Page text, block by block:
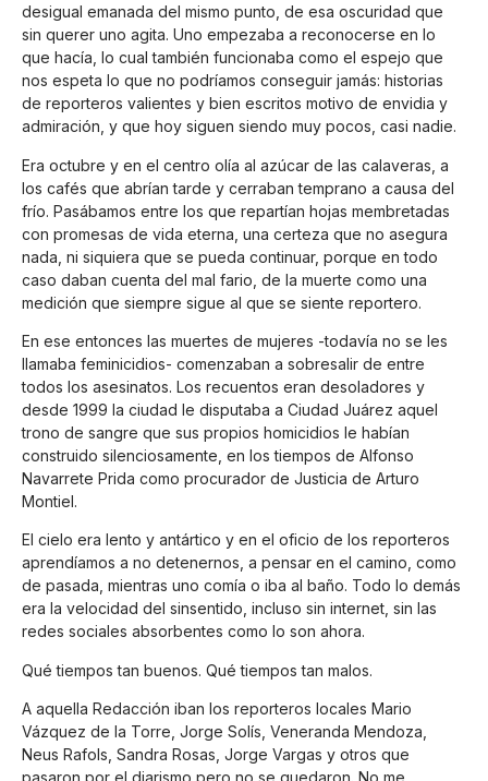
desigual emanada del mismo punto, de esa oscuridad que
sin querer uno agita. Uno empezaba a reconocerse en lo
que hacía, lo cual también funcionaba como el espejo que
nos espeta lo que no podríamos conseguir jamás: historias
de reporteros valientes y bien escritos motivo de envidia y
admiración, y que hoy siguen siendo muy pocos, casi nadie.
Era octubre y en el centro olía al azúcar de las calaveras, a
los cafés que abrían tarde y cerraban temprano a causa del
frío. Pasábamos entre los que repartían hojas membretadas
con promesas de vida eterna, una certeza que no asegura
nada, ni siquiera que se pueda continuar, porque en todo
caso daban cuenta del mal fario, de la muerte como una
medición que siempre sigue al que se siente reportero.
En ese entonces las muertes de mujeres -todavía no se les
llamaba feminicidios- comenzaban a sobresalir de entre
todos los asesinatos. Los recuentos eran desoladores y
desde 1999 la ciudad le disputaba a Ciudad Juárez aquel
trono de sangre que sus propios homicidios le habían
construido silenciosamente, en los tiempos de Alfonso
Navarrete Prida como procurador de Justicia de Arturo
Montiel.
El cielo era lento y antártico y en el oficio de los reporteros
aprendíamos a no detenernos, a pensar en el camino, como
de pasada, mientras uno comía o iba al baño. Todo lo demás
era la velocidad del sinsentido, incluso sin internet, sin las
redes sociales absorbentes como lo son ahora.
Qué tiempos tan buenos. Qué tiempos tan malos.
A aquella Redacción iban los reporteros locales Mario
Vázquez de la Torre, Jorge Solís, Veneranda Mendoza,
Neus Rafols, Sandra Rosas, Jorge Vargas y otros que
pasaron por el diarismo pero no se quedaron. No me